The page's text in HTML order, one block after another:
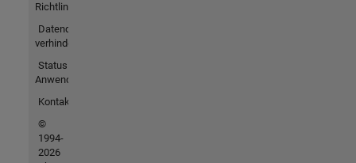
Richtlinien
Datendiebstahl
verhindern
Status von
Anwendungen
Kontakt
©
1994-
2026